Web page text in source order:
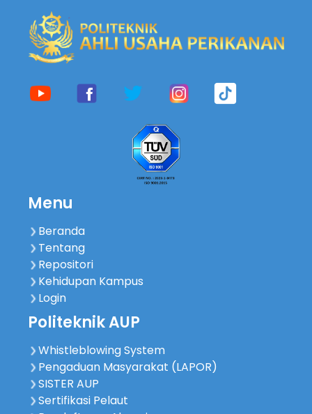
Menu
Beranda
Tentang
Repositori
Kehidupan Kampus
Login
Politeknik AUP
Whistleblowing System
Pengaduan Masyarakat (LAPOR)
SISTER AUP
Sertifikasi Pelaut